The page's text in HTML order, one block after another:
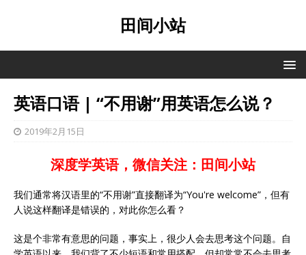
田间小站
英语口语 | “不用谢”用英语怎么说？
2019年2月15日
深度学英语，微信关注：田间小站
我们通常将汉语里的“不用谢”直接翻译为“You're welcome”，但有
人说这样翻译是错误的，对此你怎么看？
这是个非常有意思的问题，事实上，很少人会去思考这个问题。自